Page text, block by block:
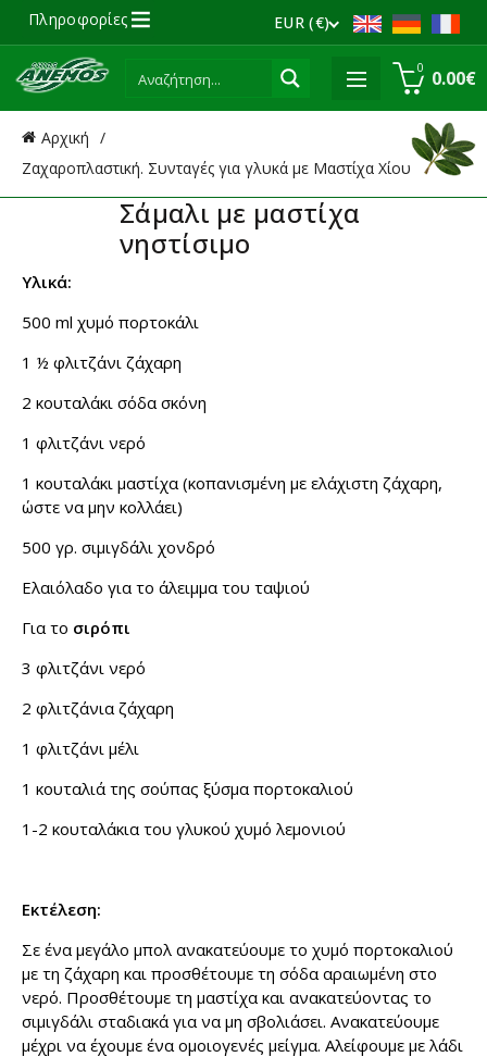
EUR (€)
Πληροφορίες
0 0.00€
Αρχική
Ζαχαροπλαστική. Συνταγές για γλυκά με Μαστίχα Χίου
Σάμαλι με μαστίχα
νηστίσιμο
Υλικά:
500 ml χυμό πορτοκάλι
1 ½ φλιτζάνι ζάχαρη
2 κουταλάκι σόδα σκόνη
1 φλιτζάνι νερό
1 κουταλάκι μαστίχα (κοπανισμένη με ελάχιστη ζάχαρη,
ώστε να μην κολλάει)
500 γρ. σιμιγδάλι χονδρό
Ελαιόλαδο για το άλειμμα του ταψιού
Για το σιρόπι
3 φλιτζάνι νερό
2 φλιτζάνια ζάχαρη
1 φλιτζάνι μέλι
1 κουταλιά της σούπας ξύσμα πορτοκαλιού
1-2 κουταλάκια του γλυκού χυμό λεμονιού
Εκτέλεση:
Σε ένα μεγάλο μπολ ανακατεύουμε το χυμό πορτοκαλιού
με τη ζάχαρη και προσθέτουμε τη σόδα αραιωμένη στο
νερό. Προσθέτουμε τη μαστίχα και ανακατεύοντας το
σιμιγδάλι σταδιακά για να μη σβολιάσει. Ανακατεύουμε
μέχρι να έχουμε ένα ομοιογενές μείγμα. Αλείφουμε με λάδι